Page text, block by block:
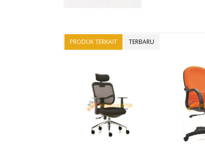
PRODUK TERKAIT TERBARU